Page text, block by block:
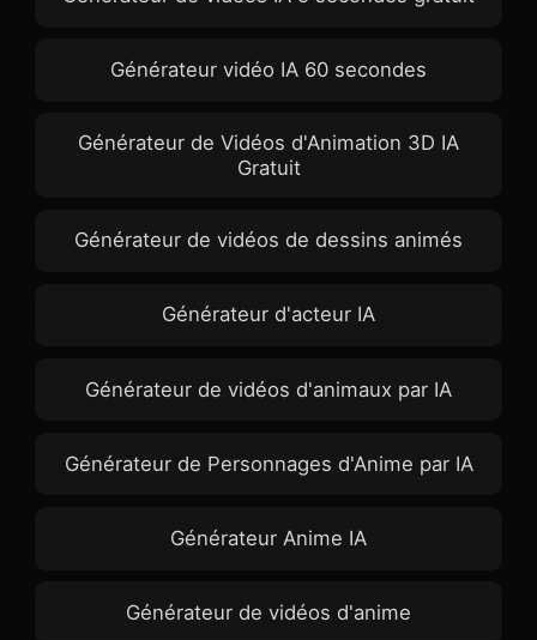
Générateur vidéo IA 60 secondes
Générateur de Vidéos d'Animation 3D IA
Gratuit
Générateur de vidéos de dessins animés
Générateur d'acteur IA
Générateur de vidéos d'animaux par IA
Générateur de Personnages d'Anime par IA
Générateur Anime IA
Générateur de vidéos d'anime